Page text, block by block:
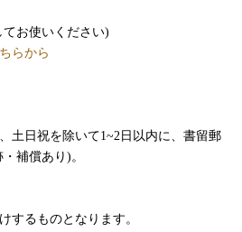
お使いください)
らから
土日祝を除いて1~2日以内に、書留郵
補償あり)。
するものとなります。